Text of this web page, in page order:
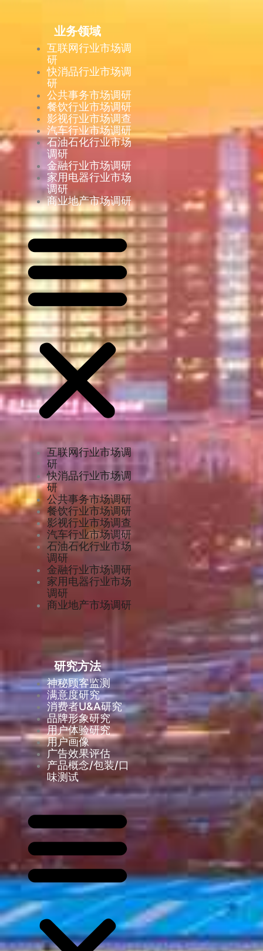
业务领域
互联网行业市场调
研
快消品行业市场调
研
公共事务市场调研
餐饮行业市场调研
影视行业市场调查
汽车行业市场调研
石油石化行业市场
调研
金融行业市场调研
家用电器行业市场
调研
商业地产市场调研
互联网行业市场调
研
快消品行业市场调
研
公共事务市场调研
餐饮行业市场调研
影视行业市场调查
汽车行业市场调研
石油石化行业市场
调研
金融行业市场调研
家用电器行业市场
调研
商业地产市场调研
研究方法
神秘顾客监测
满意度研究
消费者U&A研究
品牌形象研究
用户体验研究
用户画像
广告效果评估
产品概念/包装/口
味测试